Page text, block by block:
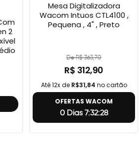
2
Mesa Digitalizadora
Wacom Intuos CTL4100 ,
Pequena , 4" , Preto
De R$ 363,70
R$ 312,90
Até 12x de R$31,84 no cartão
OFERTAS WACOM
0 Dias 7:32:27